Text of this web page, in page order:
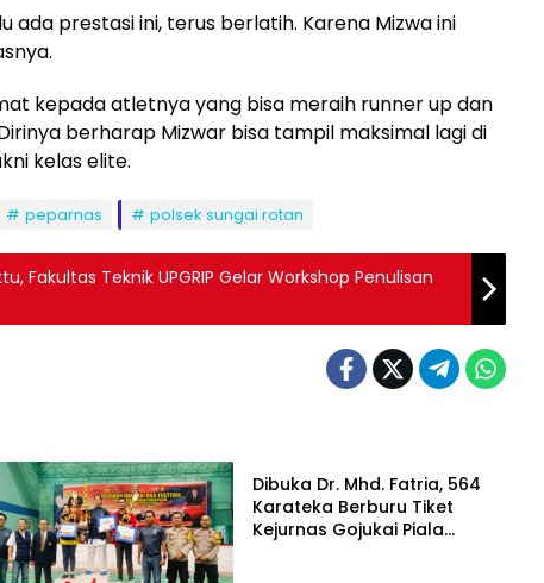
ada prestasi ini, terus berlatih. Karena Mizwa ini
kepada atletnya yang bisa meraih runner up dan
berharap Mizwar bisa tampil maksimal lagi di
kelas elite.
peparnas polsek sungai rotan
Fakultas Teknik UPGRIP Gelar Workshop Penulisan
Dibuka Dr. Mhd. Fatria, 564
Karateka Berburu Tiket
Kejurnas Gojukai Piala